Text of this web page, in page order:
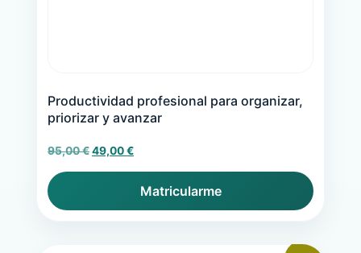
Productividad profesional para organizar,
priorizar y avanzar
95,00€El
95,00 €.
49,00€El
es:
49,00 €.
Matricularme